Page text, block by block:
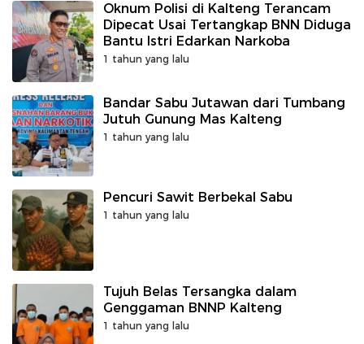
Oknum Polisi di Kalteng Terancam
Dipecat Usai Tertangkap BNN Diduga
Bantu Istri Edarkan Narkoba
1 tahun yang lalu
Bandar Sabu Jutawan dari Tumbang
Jutuh Gunung Mas Kalteng
1 tahun yang lalu
Pencuri Sawit Berbekal Sabu
1 tahun yang lalu
Tujuh Belas Tersangka dalam
Genggaman BNNP Kalteng
1 tahun yang lalu